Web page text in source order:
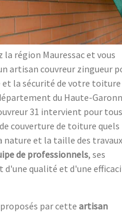
la région Mauressac et vous
artisan couvreur zingueur
la sécurité de votre toiture
du Haute-
31 intervient pour tous
couverture de toiture quels
nature et la taille des
de professionnels, ses
d'une qualité et d'une
proposés par cette artisan